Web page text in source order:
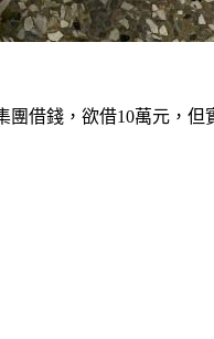
借錢，欲借10萬元，